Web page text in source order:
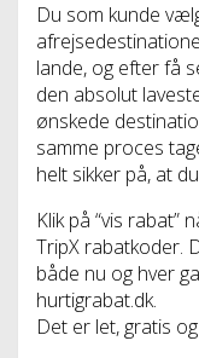
Du som kunde
lande, og efter få
den absolut
ønskede
samme proces
helt sikker på, at
Klik på “vis rabat”
TripX rabatkoder.
både nu og hver
hurtigrabat.dk.
Det er let, gratis